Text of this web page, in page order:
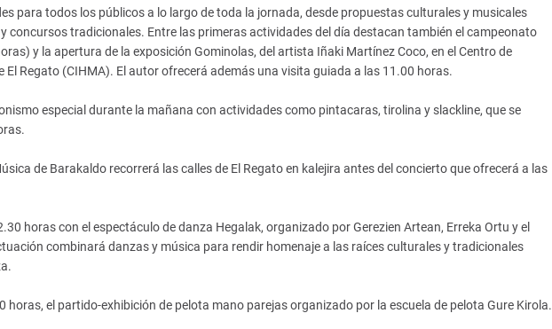
para todos los públicos a lo largo de toda la jornada, desde propuestas culturales y musicales
concursos tradicionales. Entre las primeras actividades del día destacan también el campeonato
y la apertura de la exposición Gominolas, del artista Iñaki Martínez Coco, en el Centro de
Regato (CIHMA). El autor ofrecerá además una visita guiada a las 11.00 horas.
especial durante la mañana con actividades como pintacaras, tirolina y slackline, que se
de Barakaldo recorrerá las calles de El Regato en kalejira antes del concierto que ofrecerá a las
horas con el espectáculo de danza Hegalak, organizado por Gerezien Artean, Erreka Ortu y el
combinará danzas y música para rendir homenaje a las raíces culturales y tradicionales
horas, el partido-exhibición de pelota mano parejas organizado por la escuela de pelota Gure Kirola.